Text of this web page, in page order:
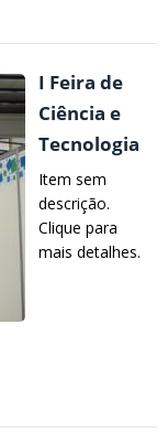
I Feira de
Ciência e
Tecnologia
Item sem
descrição.
Clique para
mais detalhes.